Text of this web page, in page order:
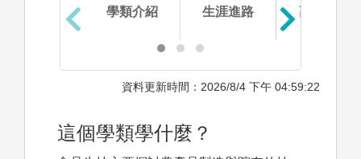
學類介紹 生涯進路 高中準備
資料更新時間：2026/8/4 下午 04:59:22
這個學類學什麼？